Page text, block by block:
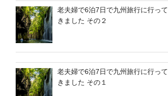
老夫婦で6泊7日で九州旅行に行って
きました その２
老夫婦で6泊7日で九州旅行に行って
きました その１